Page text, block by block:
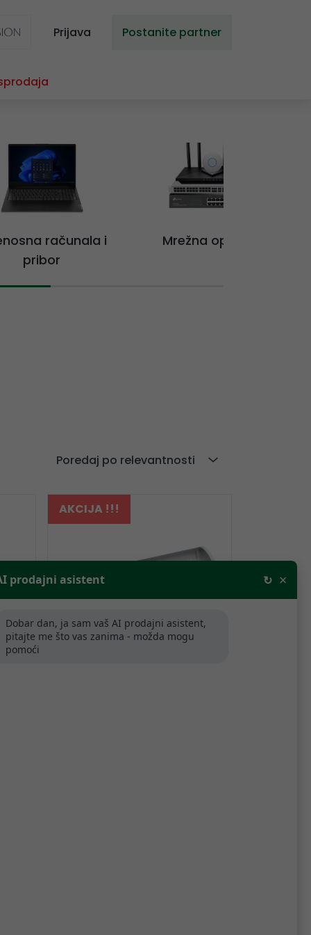
Prijava Postanite partner
računala i
pribor
Mrežna oprema
Poredaj po relevantnosti
AKCIJA !!!
prodajni asistent ↻ ×
Dobar dan, ja sam vaš AI prodajni asistent,
pitajte me što vas zanima - možda mogu
pomoći